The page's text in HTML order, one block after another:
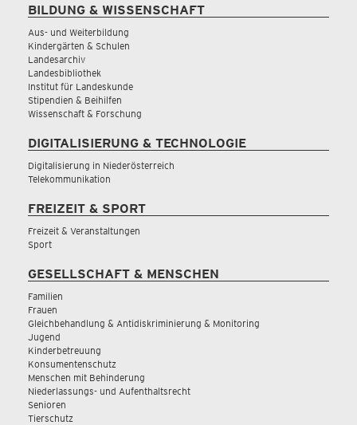
BILDUNG & WISSENSCHAFT
Aus- und Weiterbildung
Kindergärten & Schulen
Landesarchiv
Landesbibliothek
Institut für Landeskunde
Stipendien & Beihilfen
Wissenschaft & Forschung
DIGITALISIERUNG & TECHNOLOGIE
Digitalisierung in Niederösterreich
Telekommunikation
FREIZEIT & SPORT
Freizeit & Veranstaltungen
Sport
GESELLSCHAFT & MENSCHEN
Familien
Frauen
Gleichbehandlung & Antidiskriminierung & Monitoring
Jugend
Kinderbetreuung
Konsumentenschutz
Menschen mit Behinderung
Niederlassungs- und Aufenthaltsrecht
Senioren
Tierschutz